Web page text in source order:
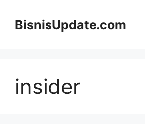
BisnisUpdate.com
insider